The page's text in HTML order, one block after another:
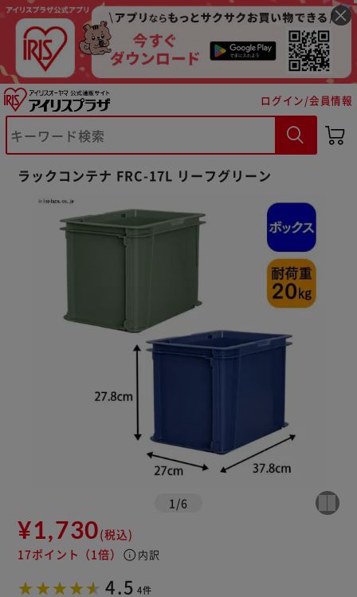
ログイン/会員情報
ラックコンテナ FRC-17L リーフグリーン
1 /6
¥1,730(税込)
17ポイント （1倍） info 内訳
4.5 4件
※ご確認ください
カートに入れる 購入手続きへ